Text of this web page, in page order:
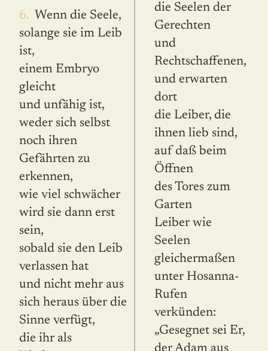
6. Wenn die Seele,
solange sie im Leib
ist,
einem Embryo
gleicht
und unfähig ist,
weder sich selbst
noch ihren
Gefährten zu
erkennen,
wie viel schwächer
wird sie dann erst
sein,
sobald sie den Leib
verlassen hat
und nicht mehr aus
sich heraus über die
Sinne verfügt,
die ihr als
die Seelen der
Gerechten
und
Rechtschaffenen,
und erwarten
dort
die Leiber, die
ihnen lieb sind,
auf daß beim
Öffnen
des Tores zum
Garten
Leiber wie
Seelen
gleichermaßen
unter Hosanna-
Rufen
verkünden:
„Gesegnet sei Er,